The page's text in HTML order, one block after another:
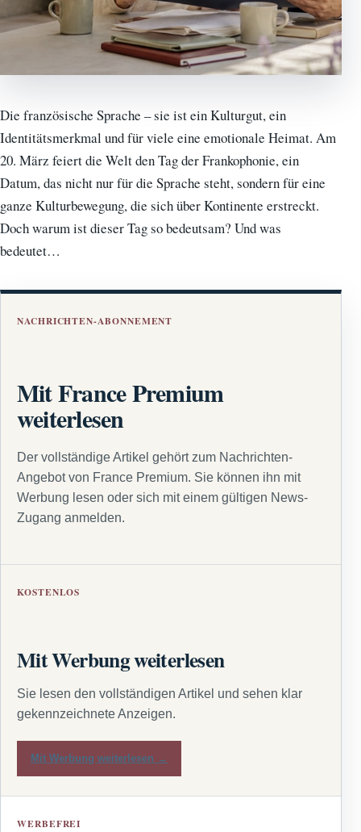
Die französische Sprache – sie ist ein Kulturgut, ein
Identitätsmerkmal und für viele eine emotionale Heimat. Am
20. März feiert die Welt den Tag der Frankophonie, ein
Datum, das nicht nur für die Sprache steht, sondern für eine
ganze Kulturbewegung, die sich über Kontinente erstreckt.
Doch warum ist dieser Tag so bedeutsam? Und was
bedeutet…
NACHRICHTEN-ABONNEMENT
Mit France Premium
weiterlesen
Der vollständige Artikel gehört zum Nachrichten-
Angebot von France Premium. Sie können ihn mit
Werbung lesen oder sich mit einem gültigen News-
Zugang anmelden.
KOSTENLOS
Mit Werbung weiterlesen
Sie lesen den vollständigen Artikel und sehen klar
gekennzeichnete Anzeigen.
Mit Werbung weiterlesen →
WERBEFREI